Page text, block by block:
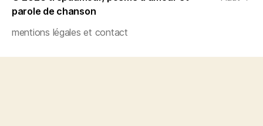
parole de chanson
mentions légales et contact